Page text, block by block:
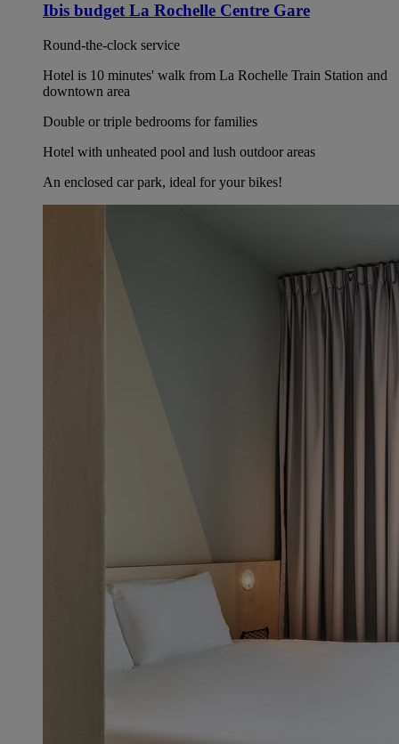
Ibis budget La Rochelle Centre Gare
Round-the-clock service
Hotel is 10 minutes' walk from La Rochelle Train Station and
downtown area
Double or triple bedrooms for families
Hotel with unheated pool and lush outdoor areas
An enclosed car park, ideal for your bikes!